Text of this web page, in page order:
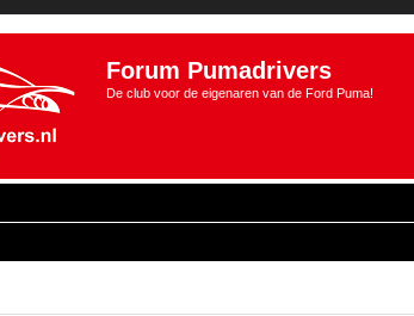
Forum Pumadrivers
De club voor de eigenaren van de Ford Puma!